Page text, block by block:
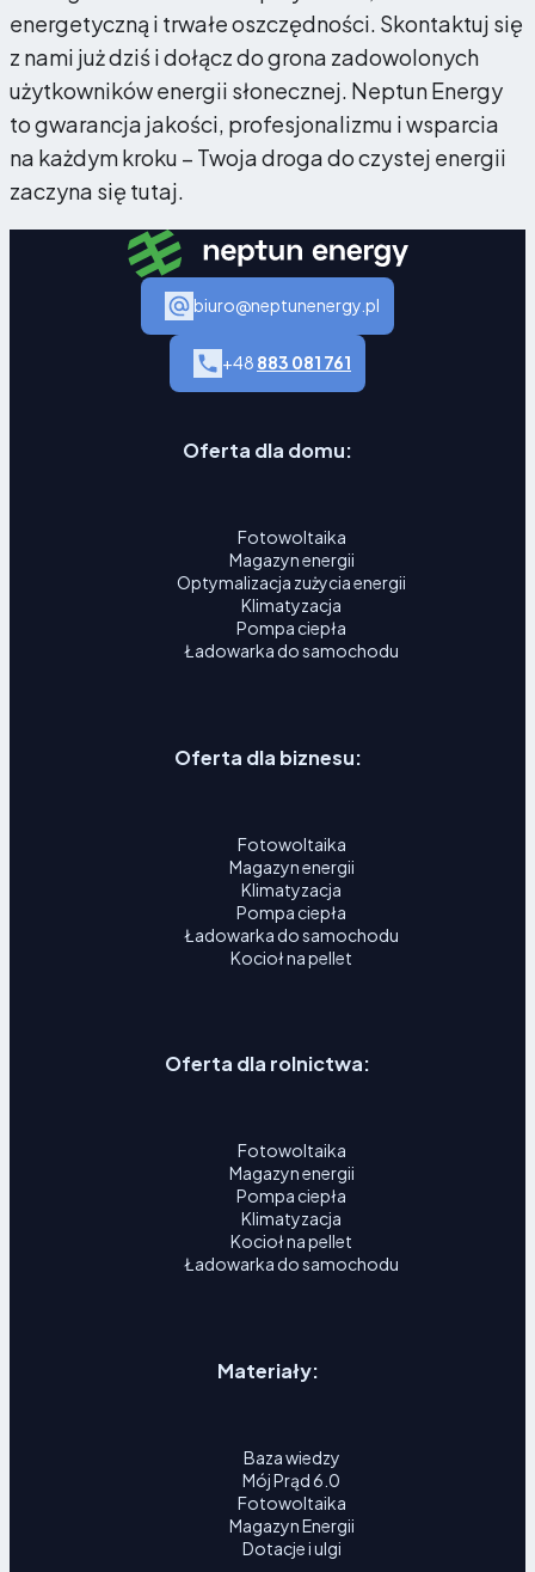
energetyczną i trwałe oszczędności. Skontaktuj się
z nami już dziś i dołącz do grona zadowolonych
użytkowników energii słonecznej. Neptun Energy
to gwarancja jakości, profesjonalizmu i wsparcia
na każdym kroku – Twoja droga do czystej energii
zaczyna się tutaj.
biuro@neptunenergy.pl
+48 883 081 761
Oferta dla domu:
Fotowoltaika
Magazyn energii
Optymalizacja zużycia energii
Klimatyzacja
Pompa ciepła
Ładowarka do samochodu
Oferta dla biznesu:
Fotowoltaika
Magazyn energii
Klimatyzacja
Pompa ciepła
Ładowarka do samochodu
Kocioł na pellet
Oferta dla rolnictwa:
Fotowoltaika
Magazyn energii
Pompa ciepła
Klimatyzacja
Kocioł na pellet
Ładowarka do samochodu
Materiały:
Baza wiedzy
Mój Prąd 6.0
Fotowoltaika
Magazyn Energii
Dotacje i ulgi